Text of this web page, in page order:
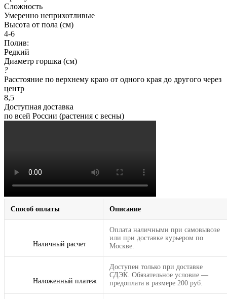
Сложность
Умеренно неприхотливые
Высота от пола (см)
4-6
Полив:
Редкий
Диаметр горшка (см)
?
Расстояние по верхнему краю от одного края до другого через
центр
8,5
Доступная доставка
по всей России (растения с весны)
Способ оплаты Описание
Наличный расчет
Оплата наличными при самовывозе
или при доставке курьером по
Москве.
Наложенный платеж
Доступен только при доставке
СДЭК. Обязательное условие —
предоплата в размере 200 руб.